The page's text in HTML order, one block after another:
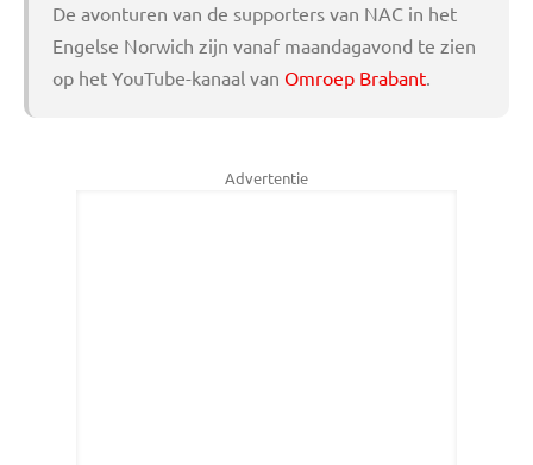
De avonturen van de supporters van NAC in het
Engelse Norwich zijn vanaf maandagavond te zien
op het YouTube-kanaal van Omroep Brabant.
Advertentie